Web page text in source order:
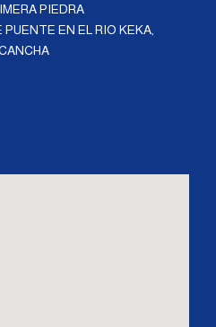
PIEDRA
EN EL RIO KEKA,